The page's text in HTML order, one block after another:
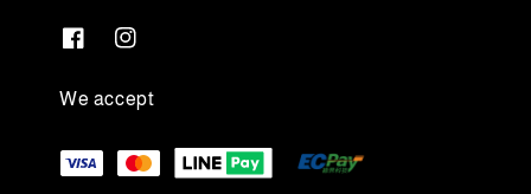
We accept